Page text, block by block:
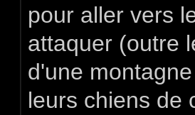
pour aller vers
attaquer (outre
d'une
leurs chiens de